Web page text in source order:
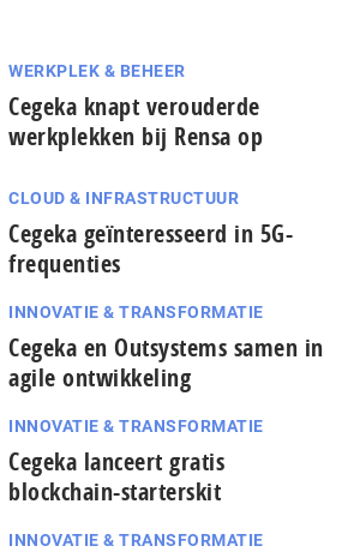
WERKPLEK & BEHEER
Cegeka knapt verouderde
werkplekken bij Rensa op
CLOUD & INFRASTRUCTUUR
Cegeka geïnteresseerd in 5G-
frequenties
INNOVATIE & TRANSFORMATIE
Cegeka en Outsystems samen in
agile ontwikkeling
INNOVATIE & TRANSFORMATIE
Cegeka lanceert gratis
blockchain-starterskit
INNOVATIE & TRANSFORMATIE